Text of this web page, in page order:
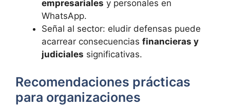
empresariales y personales en
WhatsApp.
Señal al sector: eludir defensas puede
acarrear consecuencias financieras y
judiciales significativas.
Recomendaciones prácticas
para organizaciones